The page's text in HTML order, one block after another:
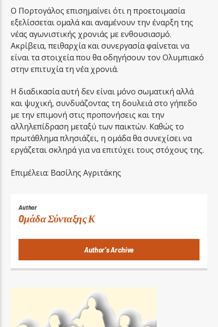
Ο Πορτογάλος επισημαίνει ότι η προετοιμασία
εξελίσσεται ομαλά και αναμένουν την έναρξη της
νέας αγωνιστικής χρονιάς με ενθουσιασμό.
Ακρίβεια, πειθαρχία και συνεργασία φαίνεται να
είναι τα στοιχεία που θα οδηγήσουν τον Ολυμπιακό
στην επιτυχία τη νέα χρονιά.
Η διαδικασία αυτή δεν είναι μόνο σωματική αλλά
και ψυχική, συνδυάζοντας τη δουλειά στο γήπεδο
με την επιμονή στις προπονήσεις και την
αλληλεπίδραση μεταξύ των παικτών. Καθώς το
πρωτάθλημα πλησιάζει, η ομάδα θα συνεχίσει να
εργάζεται σκληρά για να επιτύχει τους στόχους της.
Επιμέλεια: Βασίλης Αγριτάκης
Author
Oμάδα Σύνταξης Κ
Author's Archive